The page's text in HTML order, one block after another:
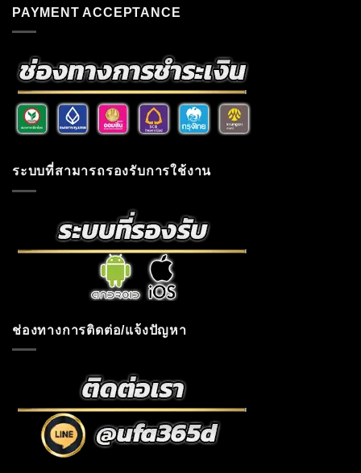
PAYMENT ACCEPTANCE
ระบบที่สามารถรองรับการใช้งาน
ช่องทางการติดต่อ/แจ้งปัญหา